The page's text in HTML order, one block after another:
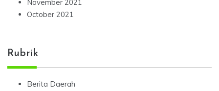
November 2021
October 2021
Rubrik
Berita Daerah